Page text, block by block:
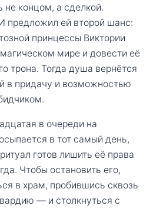
не концом, а сделкой.
предложил ей второй шанс:
принцессы Виктории
мире и довести её
трона. Тогда душа вернётся
в придачу и возможностью
в очереди на
в тот самый день,
готов лишить её права
Чтобы остановить его,
в храм, пробившись сквозь
— и столкнуться с